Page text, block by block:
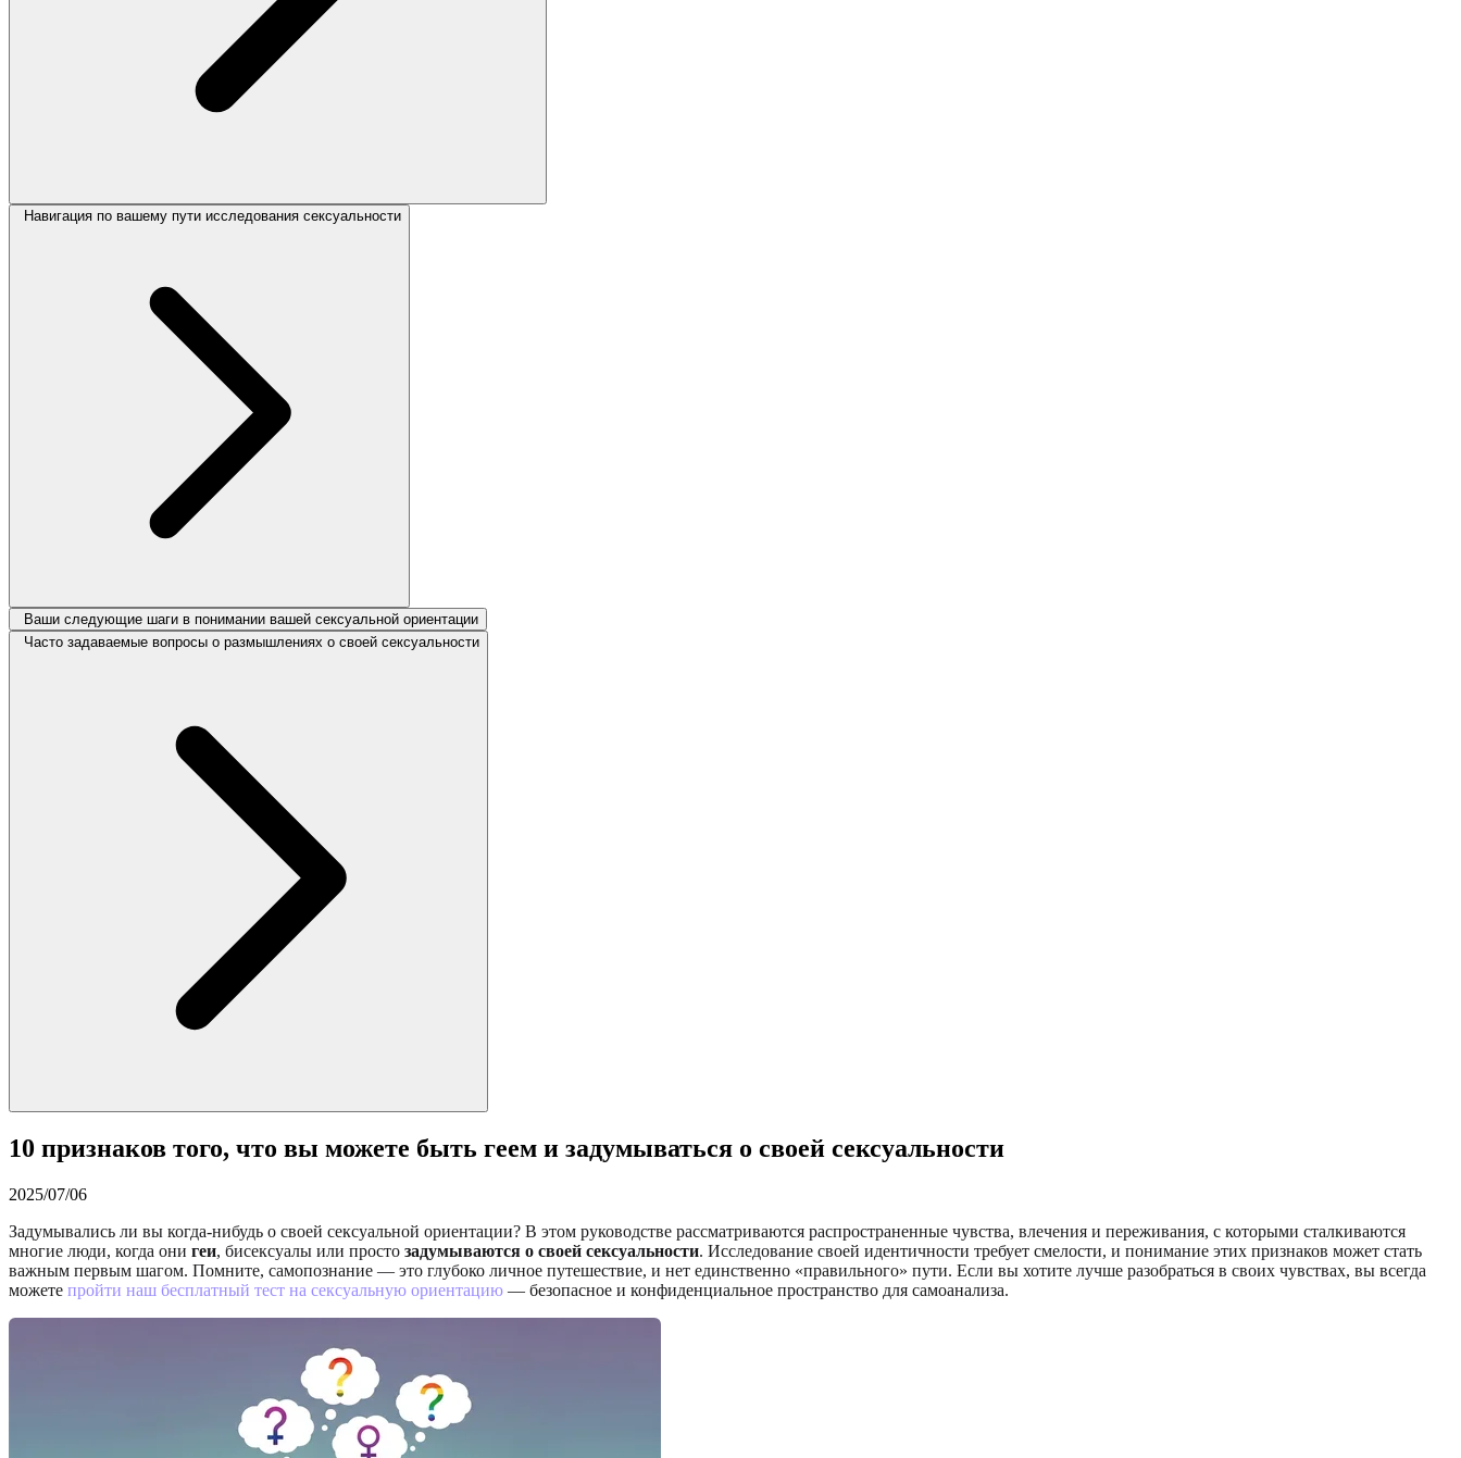
Навигация по вашему пути исследования сексуальности
Ваши следующие шаги в понимании вашей сексуальной ориентации
Часто задаваемые вопросы о размышлениях о своей сексуальности
10 признаков того, что вы можете быть геем и задумываться о своей сексуальности
2025/07/06
Задумывались ли вы когда-нибудь о своей сексуальной ориентации? В этом руководстве рассматриваются распространенные чувства, влечения и переживания, с которыми сталкиваются
многие люди, когда они геи, бисексуалы или просто задумываются о своей сексуальности. Исследование своей идентичности требует смелости, и понимание этих признаков может стать
важным первым шагом. Помните, самопознание — это глубоко личное путешествие, и нет единственно «правильного» пути. Если вы хотите лучше разобраться в своих чувствах, вы всегда
можете пройти наш бесплатный тест на сексуальную ориентацию — безопасное и конфиденциальное пространство для самоанализа.